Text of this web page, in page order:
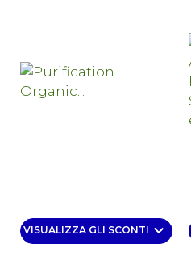
VISUALIZZA GLI SCONTI keyboard_arrow_down